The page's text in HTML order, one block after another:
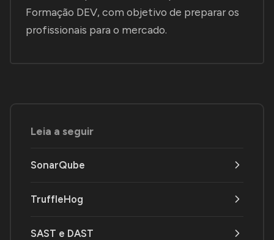
Formação DEV, com objetivo de preparar os
profissionais para o mercado.
Leia a seguir
SonarQube
TruffleHog
SAST e DAST